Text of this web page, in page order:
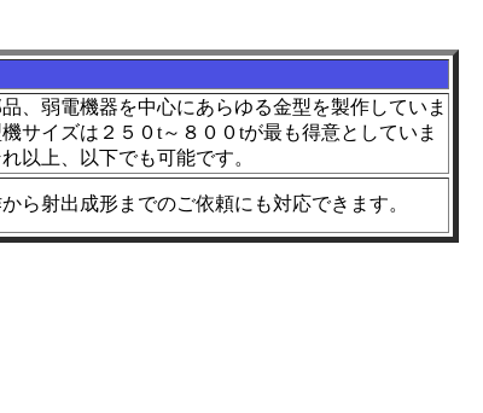
、弱電機器を中心にあらゆる金型を製作していま
サイズは２５０t～８００tが最も得意としていま
以上、以下でも可能です。
ら射出成形までのご依頼にも対応できます。